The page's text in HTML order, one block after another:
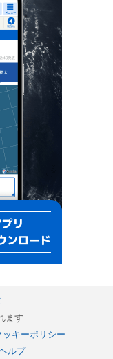
ます
ッキーポリシー
ルプ